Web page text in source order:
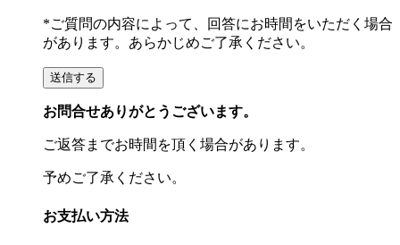
*ご質問の内容によって、回答にお時間をいただく場合
があります。あらかじめご了承ください。
お問合せありがとうございます。
ご返答までお時間を頂く場合があります。
予めご了承ください。
お支払い方法